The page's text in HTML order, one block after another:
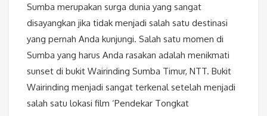
Sumba merupakan surga dunia yang sangat
disayangkan jika tidak menjadi salah satu destinasi
yang pernah Anda kunjungi. Salah satu momen di
Sumba yang harus Anda rasakan adalah menikmati
sunset di bukit Wairinding Sumba Timur, NTT. Bukit
Wairinding menjadi sangat terkenal setelah menjadi
salah satu lokasi film ‘Pendekar Tongkat